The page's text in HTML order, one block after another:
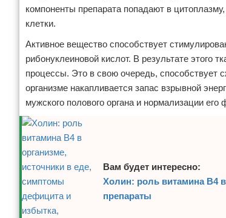
компоненты препарата попадают в
клетки.
Активное вещество способствует
рибонуклеиновой кислот. В результате этого
процессы. Это в свою очередь,
организме накапливается запас взрывной
мужского полового органа и нормализации его
Вам будет интересно:
Холин: роль витамина B4
препараты